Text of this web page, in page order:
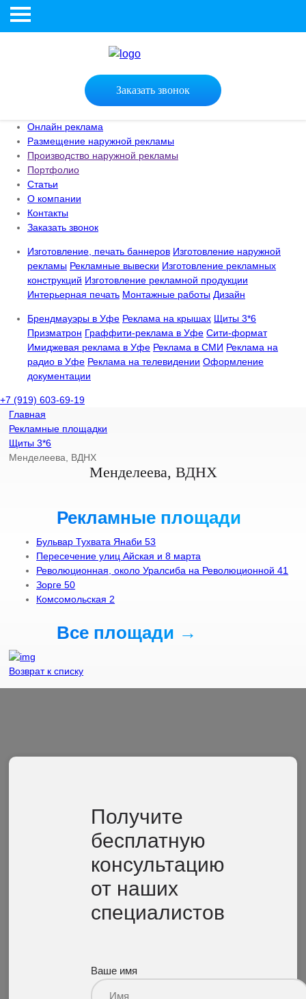
Заказать звонок
Онлайн реклама
Размещение наружной рекламы
Производство наружной рекламы
Портфолио
Статьи
О компании
Контакты
Заказать звонок
Изготовление, печать баннеров Изготовление наружной
рекламы Рекламные вывески Изготовление рекламных
конструкций Изготовление рекламной продукции
Интерьерная печать Монтажные работы Дизайн
Брендмауэры в Уфе Реклама на крышах Щиты 3*6
Призматрон Граффити-реклама в Уфе Сити-формат
Имиджевая реклама в Уфе Реклама в СМИ Реклама на
радио в Уфе Реклама на телевидении Оформление
документации
+7 (919) 603-69-19
Главная
Рекламные площадки
Щиты 3*6
Менделеева, ВДНХ
Менделеева, ВДНХ
Рекламные площади
Бульвар Тухвата Янаби 53
Пересечение улиц Айская и 8 марта
Революционная, около Уралсиба на Революционной 41
Зорге 50
Комсомольская 2
Все площади →
Возврат к списку
Получите
бесплатную
консультацию
от наших
специалистов
Ваше имя